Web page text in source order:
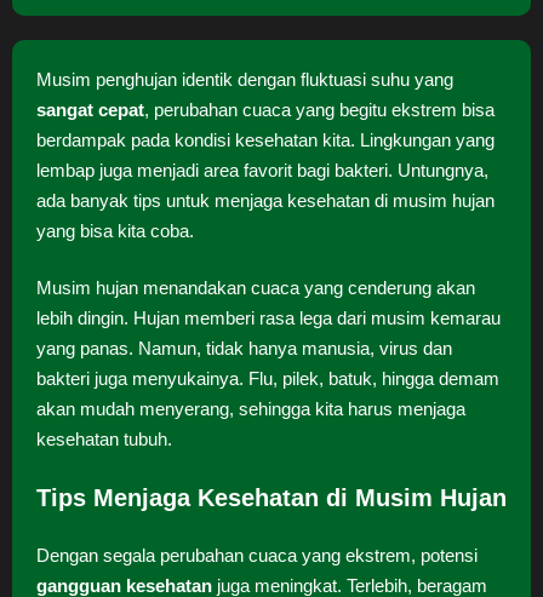
Musim penghujan identik dengan fluktuasi suhu yang
sangat cepat, perubahan cuaca yang begitu ekstrem bisa
berdampak pada kondisi kesehatan kita. Lingkungan yang
lembap juga menjadi area favorit bagi bakteri. Untungnya,
ada banyak tips untuk menjaga kesehatan di musim hujan
yang bisa kita coba.
Musim hujan menandakan cuaca yang cenderung akan
lebih dingin. Hujan memberi rasa lega dari musim kemarau
yang panas. Namun, tidak hanya manusia, virus dan
bakteri juga menyukainya. Flu, pilek, batuk, hingga demam
akan mudah menyerang, sehingga kita harus menjaga
kesehatan tubuh.
Tips Menjaga Kesehatan di Musim Hujan
Dengan segala perubahan cuaca yang ekstrem, potensi
gangguan kesehatan juga meningkat. Terlebih, beragam